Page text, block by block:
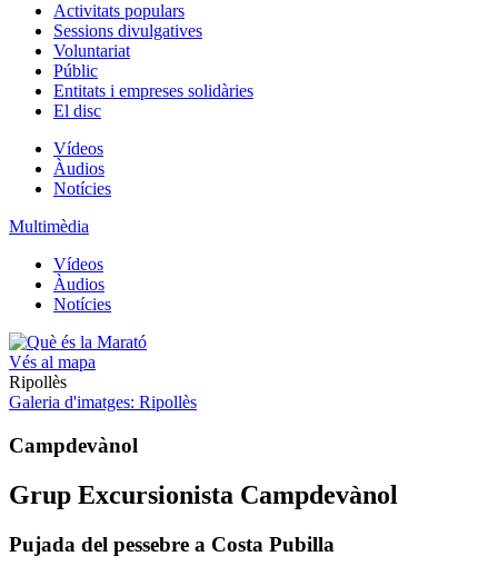
Activitats populars
Sessions divulgatives
Voluntariat
Públic
Entitats i empreses solidàries
El disc
Vídeos
Àudios
Notícies
Multimèdia
Vídeos
Àudios
Notícies
Vés al mapa
Ripollès
Galeria d'imatges: Ripollès
Campdevànol
Grup Excursionista Campdevànol
Pujada del pessebre a Costa Pubilla